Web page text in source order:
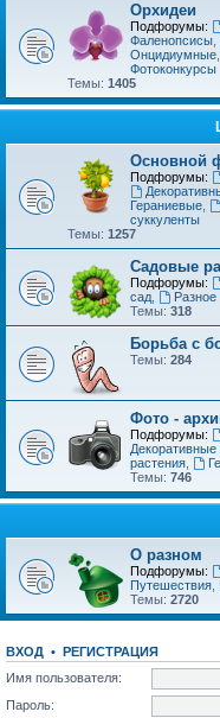
Орхидеи
Подфорумы:
Фаленопсисы
Онцидиумные
Фотоконкурсы
Темы: 1405
Основной
Подфорумы:
Гераниевые
суккуленты
Темы: 1257
Садовые
Подфорумы:
сад
Разное
Темы: 318
Борьба с
Темы: 284
Фото -
Подфорумы:
Декоративные
растения
Темы: 746
О разном
Подфорумы:
Путешествия
Темы: 2720
ВХОД • РЕГИСТРАЦИЯ
Имя пользователя:
Пароль: